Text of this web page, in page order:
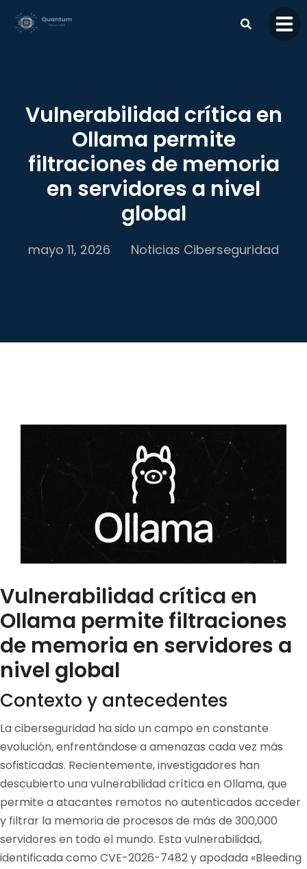
contenido
Vulnerabilidad crítica en
Ollama permite
filtraciones de memoria
en servidores a nivel
global
mayo 11, 2026 Noticias Ciberseguridad
Vulnerabilidad crítica en
Ollama permite filtraciones
de memoria en servidores a
nivel global
Contexto y antecedentes
La ciberseguridad ha sido un campo en constante
evolución, enfrentándose a amenazas cada vez más
sofisticadas. Recientemente, investigadores han
descubierto una vulnerabilidad crítica en Ollama, que
permite a atacantes remotos no autenticados acceder
y filtrar la memoria de procesos de más de 300,000
servidores en todo el mundo. Esta vulnerabilidad,
identificada como CVE-2026-7482 y apodada «Bleeding